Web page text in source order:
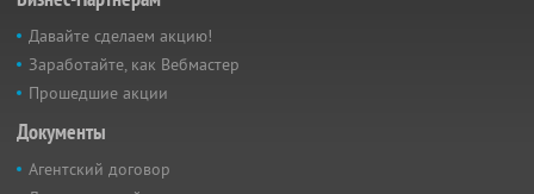
Давайте сделаем акцию!
Заработайте, как Вебмастер
Прошедшие акции
Документы
Агентский договор